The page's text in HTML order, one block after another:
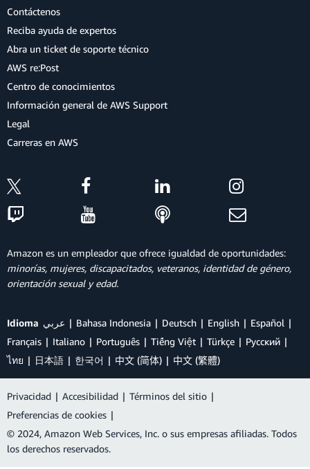
Contáctenos
Reciba ayuda de expertos
Abra un ticket de soporte técnico
AWS re:Post
Centro de conocimientos
Información general de AWS Support
Legal
Carreras en AWS
Amazon es un empleador que ofrece igualdad de oportunidades:
minorías, mujeres, discapacitados, veteranos, identidad de género,
orientación sexual y edad.
Idioma عربي Bahasa Indonesia Deutsch English
Español
Français
Italiano Português Tiếng Việt Türkçe
Ρусский
ไทย
日本語 한국어 中文 (简体) 中文 (繁體)
Privacidad | Accesibilidad | Términos del sitio |
Preferencias de cookies |
© 2024, Amazon Web Services, Inc. o sus empresas afiliadas. Todos
los derechos reservados.